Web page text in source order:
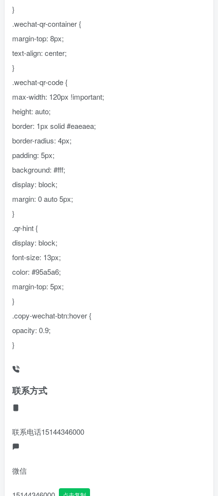
}
.wechat-qr-container {
margin-top: 8px;
text-align: center;
}
.wechat-qr-code {
max-width: 120px !important;
height: auto;
border: 1px solid #eaeaea;
border-radius: 4px;
padding: 5px;
background: #fff;
display: block;
margin: 0 auto 5px;
}
.qr-hint {
display: block;
font-size: 13px;
color: #95a5a6;
margin-top: 5px;
}
.copy-wechat-btn:hover {
opacity: 0.9;
}
联系方式
联系电话15144346000
微信